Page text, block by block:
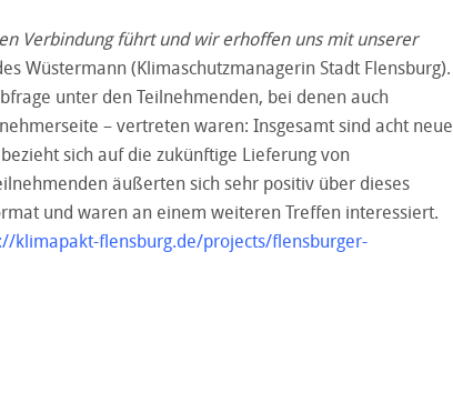
Verbindung führt und wir erhoffen uns mit unserer
Wüstermann (Klimaschutzmanagerin Stadt Flensburg).
unter den Teilnehmenden, bei denen auch
– vertreten waren: Insgesamt sind acht neue
sich auf die zukünftige Lieferung von
äußerten sich sehr positiv über dieses
und waren an einem weiteren Treffen interessiert.
klimapakt-flensburg.de/projects/flensburger-